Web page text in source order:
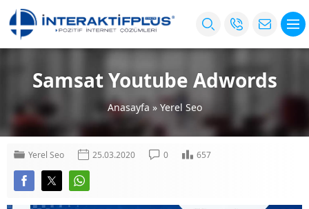
Samsat Youtube Adwords
Anasayfa » Yerel Seo
Yerel Seo 25.03.2020 0 657